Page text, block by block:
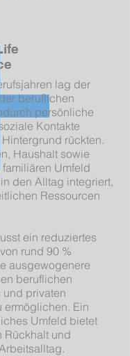
lag der
beruflichen
persönliche
Kontakte
rückten.
Haushalt sowie
Umfeld
den Alltag integriert,
Ressourcen
ein reduziertes
rund 90 %
ausgewogenere
beruflichen
privaten
ermöglichen. Ein
Umfeld bietet
Rückhalt und